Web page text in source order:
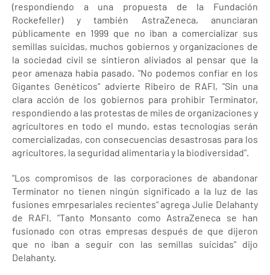
(respondiendo a una propuesta de la Fundación
Rockefeller) y también AstraZeneca, anunciaran
públicamente en 1999 que no iban a comercializar sus
semillas suicidas, muchos gobiernos y organizaciones de
la sociedad civil se sintieron aliviados al pensar que la
peor amenaza había pasado. "No podemos confiar en los
Gigantes Genéticos" advierte Ribeiro de RAFI, "Sin una
clara acción de los gobiernos para prohibir Terminator,
respondiendo a las protestas de miles de organizaciones y
agricultores en todo el mundo, estas tecnologías serán
comercializadas, con consecuencias desastrosas para los
agricultores, la seguridad alimentaria y la biodiversidad".
"Los compromisos de las corporaciones de abandonar
Terminator no tienen ningún significado a la luz de las
fusiones emrpesariales recientes" agrega Julie Delahanty
de RAFI. "Tanto Monsanto como AstraZeneca se han
fusionado con otras empresas después de que dijeron
que no iban a seguir con las semillas suicidas" dijo
Delahanty.